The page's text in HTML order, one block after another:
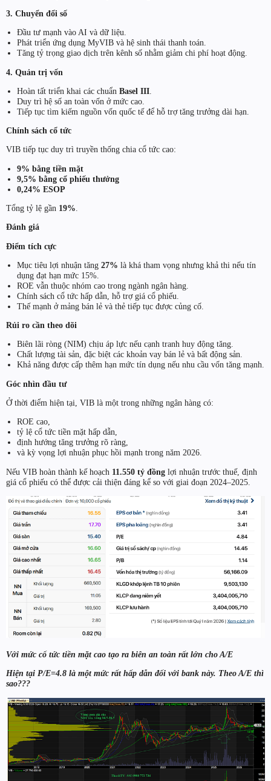
3. Chuyển đổi số
Đầu tư mạnh vào AI và dữ liệu.
Phát triển ứng dụng MyVIB và hệ sinh thái thanh toán.
Tăng tỷ trọng giao dịch trên kênh số nhằm giảm chi phí hoạt động.
4. Quản trị vốn
Hoàn tất triển khai các chuẩn Basel III.
Duy trì hệ số an toàn vốn ở mức cao.
Tiếp tục tìm kiếm nguồn vốn quốc tế để hỗ trợ tăng trưởng dài hạn.
Chính sách cổ tức
VIB tiếp tục duy trì truyền thống chia cổ tức cao:
9% bằng tiền mặt
9,5% bằng cổ phiếu thưởng
0,24% ESOP
Tổng tỷ lệ gần 19%
Đánh giá
Điểm tích cực
Mục tiêu lợi nhuận tăng 27% là khá tham vọng nhưng khả thi nếu tín
dụng đạt hạn mức 15%.
ROE vẫn thuộc nhóm cao trong ngành ngân hàng.
Chính sách cổ tức hấp dẫn, hỗ trợ giá cổ phiếu.
Thế mạnh ở mảng bán lẻ và thẻ tiếp tục được củng cố.
Rủi ro cần theo dõi
Biên lãi ròng (NIM) chịu áp lực nếu cạnh tranh huy động tăng.
Chất lượng tài sản, đặc biệt các khoản vay bán lẻ và bất động sản.
Khả năng được cấp thêm hạn mức tín dụng nếu nhu cầu vốn tăng mạnh.
Góc nhìn đầu tư
Ở thời điểm hiện tại, VIB là một trong những ngân hàng có:
ROE cao,
tỷ lệ cổ tức tiền mặt hấp dẫn,
định hướng tăng trưởng rõ ràng,
và kỳ vọng lợi nhuận phục hồi mạnh trong năm 2026.
Nếu VIB hoàn thành kế hoạch 11.550 tỷ đồng lợi nhuận trước thuế, định
giá cổ phiếu có thể được cải thiện đáng kể so với giai đoạn 2024–2025.
Với mức cổ tức tiền mặt cao tạo ra biên an toàn rất lớn cho A/E
Hiện tại P/E=4.8 là một mức rất hấp dẫn đối với bank này. Theo A/E thì
sao???